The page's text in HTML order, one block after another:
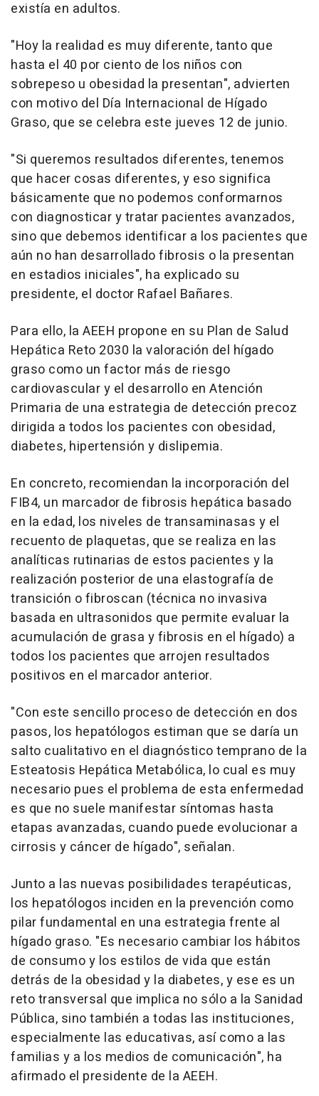
existía en adultos.
"Hoy la realidad es muy diferente, tanto que
hasta el 40 por ciento de los niños con
sobrepeso u obesidad la presentan", advierten
con motivo del Día Internacional de Hígado
Graso, que se celebra este jueves 12 de junio.
"Si queremos resultados diferentes, tenemos
que hacer cosas diferentes, y eso significa
básicamente que no podemos conformarnos
con diagnosticar y tratar pacientes avanzados,
sino que debemos identificar a los pacientes que
aún no han desarrollado fibrosis o la presentan
en estadios iniciales", ha explicado su
presidente, el doctor Rafael Bañares.
Para ello, la AEEH propone en su Plan de Salud
Hepática Reto 2030 la valoración del hígado
graso como un factor más de riesgo
cardiovascular y el desarrollo en Atención
Primaria de una estrategia de detección precoz
dirigida a todos los pacientes con obesidad,
diabetes, hipertensión y dislipemia.
En concreto, recomiendan la incorporación del
FIB4, un marcador de fibrosis hepática basado
en la edad, los niveles de transaminasas y el
recuento de plaquetas, que se realiza en las
analíticas rutinarias de estos pacientes y la
realización posterior de una elastografía de
transición o fibroscan (técnica no invasiva
basada en ultrasonidos que permite evaluar la
acumulación de grasa y fibrosis en el hígado) a
todos los pacientes que arrojen resultados
positivos en el marcador anterior.
"Con este sencillo proceso de detección en dos
pasos, los hepatólogos estiman que se daría un
salto cualitativo en el diagnóstico temprano de la
Esteatosis Hepática Metabólica, lo cual es muy
necesario pues el problema de esta enfermedad
es que no suele manifestar síntomas hasta
etapas avanzadas, cuando puede evolucionar a
cirrosis y cáncer de hígado", señalan.
Junto a las nuevas posibilidades terapéuticas,
los hepatólogos inciden en la prevención como
pilar fundamental en una estrategia frente al
hígado graso. "Es necesario cambiar los hábitos
de consumo y los estilos de vida que están
detrás de la obesidad y la diabetes, y ese es un
reto transversal que implica no sólo a la Sanidad
Pública, sino también a todas las instituciones,
especialmente las educativas, así como a las
familias y a los medios de comunicación", ha
afirmado el presidente de la AEEH.